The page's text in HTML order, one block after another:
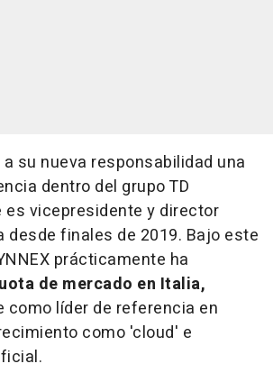
su nueva responsabilidad una
dentro del grupo TD
es vicepresidente y director
desde finales de 2019. Bajo este
prácticamente ha
de mercado en Italia,
como líder de referencia en
como 'cloud' e